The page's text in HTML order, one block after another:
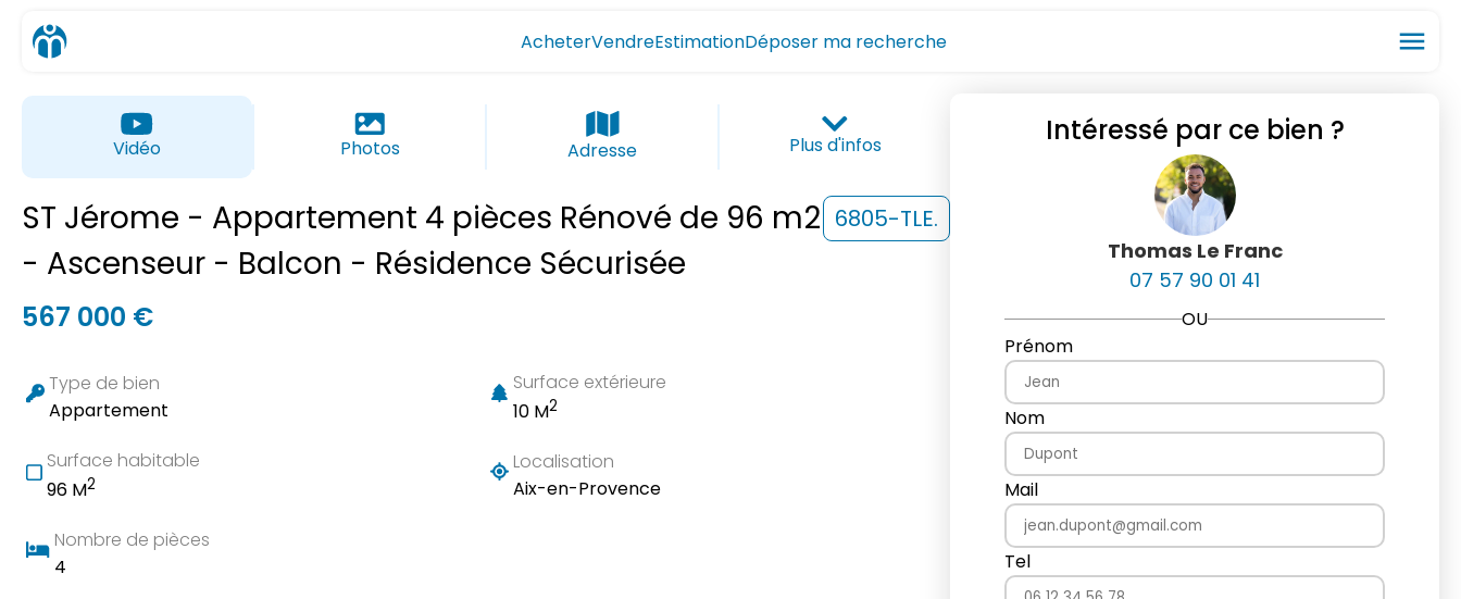
AcheterVendreEstimationDéposer ma recherche menu
Vidéo Photos Adresse Plus d'infos
ST Jérome - Appartement 4 pièces Rénové de 96 m2
- Ascenseur - Balcon - Résidence Sécurisée
6805-TLE.
567 000 €
Type de bien
Appartement
Surface extérieure
10 M2
Surface habitable
96 M2
Localisation
Aix-en-Provence
Nombre de pièces
4
Intéressé par ce bien ?
Thomas Le Franc
07 57 90 01 41
OU
Prénom
Nom
Mail
Tel